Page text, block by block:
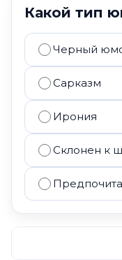
Какой тип
Черный
Сарказм
Ирония
Склонен к